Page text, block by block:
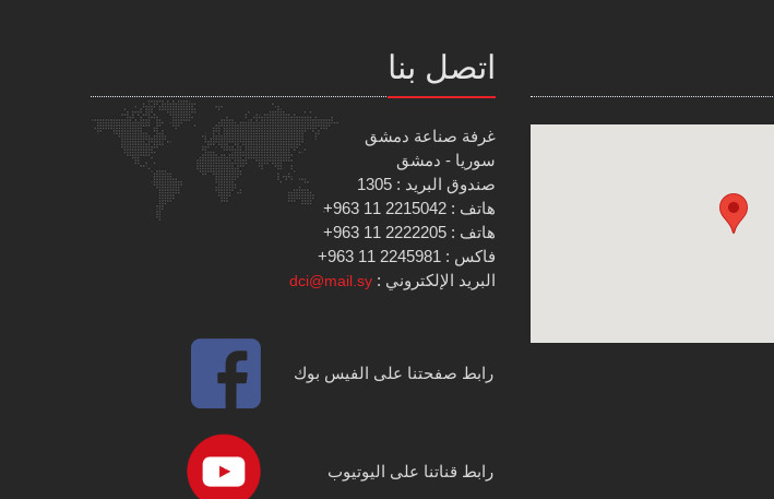
اتصل بنا
غرفة صناعة دمشق
سوريا - دمشق
صندوق البريد : 1305
هاتف : 2215042 11 963+
هاتف : 2222205 11 963+
فاكس : 2245981 11 963+
البريد الإلكتروني : dci@mail.sy
رابط صفحتنا على الفيس بوك
رابط قناتنا على اليوتيوب